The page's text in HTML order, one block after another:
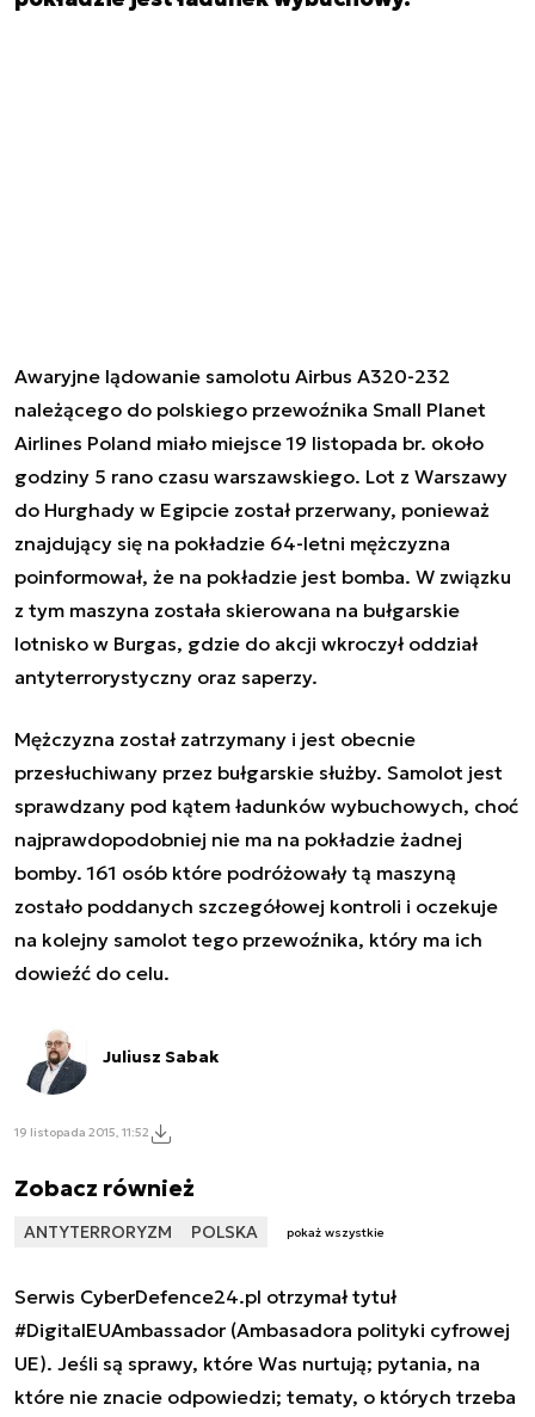
Awaryjne lądowanie samolotu Airbus A320-232
należącego do polskiego przewoźnika Small Planet
Airlines Poland miało miejsce 19 listopada br. około
godziny 5 rano czasu warszawskiego. Lot z Warszawy
do Hurghady w Egipcie został przerwany, ponieważ
znajdujący się na pokładzie 64-letni mężczyzna
poinformował, że na pokładzie jest bomba. W związku
z tym maszyna została skierowana na bułgarskie
lotnisko w Burgas, gdzie do akcji wkroczył oddział
antyterrorystyczny oraz saperzy.
Mężczyzna został zatrzymany i jest obecnie
przesłuchiwany przez bułgarskie służby. Samolot jest
sprawdzany pod kątem ładunków wybuchowych, choć
najprawdopodobniej nie ma na pokładzie żadnej
bomby. 161 osób które podróżowały tą maszyną
zostało poddanych szczegółowej kontroli i oczekuje
na kolejny samolot tego przewoźnika, który ma ich
dowieźć do celu.
Juliusz Sabak
19 listopada 2015, 11:52
Zobacz również
ANTYTERRORYZM POLSKA pokaż wszystkie
Serwis CyberDefence24.pl otrzymał tytuł
#DigitalEUAmbassador (Ambasadora polityki cyfrowej
UE). Jeśli są sprawy, które Was nurtują; pytania, na
które nie znacie odpowiedzi; tematy, o których trzeba